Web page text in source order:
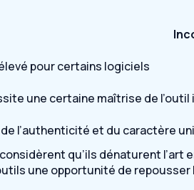
pour certains logiciels
une certaine maîtrise de
l’authenticité et du caractère
qu’ils dénaturent l’art
une opportunité de